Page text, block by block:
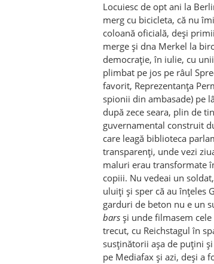
Locuiesc de opt ani la
merg cu bicicleta, că nu
coloană oficială, deși
merge și dna Merkel la
democrație, în iulie, cu
plimbat pe jos pe râul
favorit, Reprezentanța
spionii din ambasade) pe
după zece seara, plin de
guvernamental construit
care leagă biblioteca
transparenți, unde vezi
maluri erau transformate
copiii. Nu vedeai un
uluiți și sper că au înțeles
garduri de beton nu e un
bars și unde filmasem
trecut, cu Reichstagul în
susținătorii așa de puțini
pe Mediafax și azi, deși a